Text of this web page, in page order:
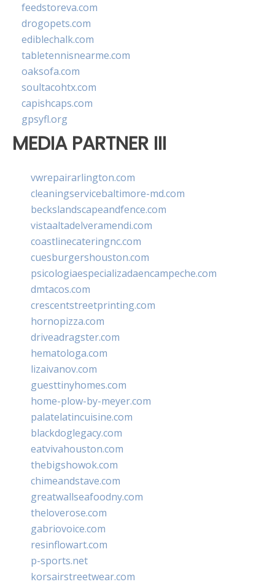
feedstoreva.com
drogopets.com
ediblechalk.com
tabletennisnearme.com
oaksofa.com
soultacohtx.com
capishcaps.com
gpsyfl.org
MEDIA PARTNER III
vwrepairarlington.com
cleaningservicebaltimore-md.com
beckslandscapeandfence.com
vistaaltadelveramendi.com
coastlinecateringnc.com
cuesburgershouston.com
psicologiaespecializadaencampeche.com
dmtacos.com
crescentstreetprinting.com
hornopizza.com
driveadragster.com
hematologa.com
lizaivanov.com
guesttinyhomes.com
home-plow-by-meyer.com
palatelatincuisine.com
blackdoglegacy.com
eatvivahouston.com
thebigshowok.com
chimeandstave.com
greatwallseafoodny.com
theloverose.com
gabriovoice.com
resinflowart.com
p-sports.net
korsairstreetwear.com